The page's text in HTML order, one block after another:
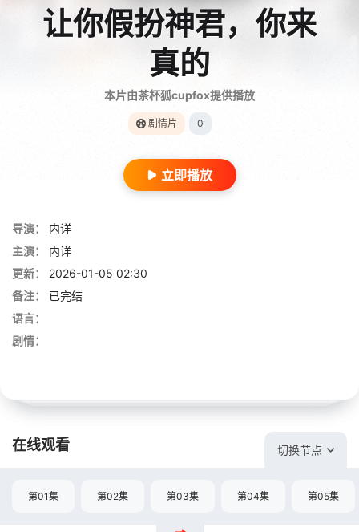
让你假扮神君，你来
真的
本片由茶杯狐cupfox提供播放
剧情片 0
立即播放
导演：
内详
主演：
内详
更新：
2026-01-05 02:30
备注：
已完结
语言：
剧情：
在线观看 切换节点
第01集 第02集 第03集 第04集 第05集